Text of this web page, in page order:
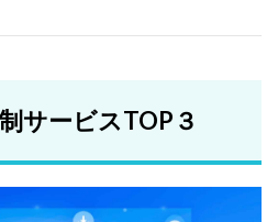
サービスTOP３